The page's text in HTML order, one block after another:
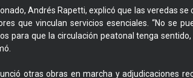
Andrés Rapetti, explicó que las veredas
que vinculan servicios esenciales. “No se
para que la circulación peatonal tenga
otras obras en marcha y adjudicaciones